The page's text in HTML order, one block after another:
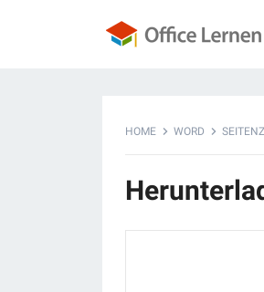
HOME WORD